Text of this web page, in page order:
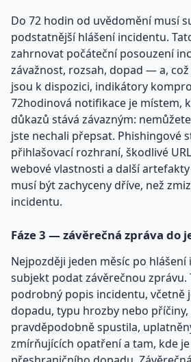
Do 72 hodin od uvědomění musí
podstatnější hlášení incidentu.
zahrnovat počáteční posouzení
závažnost, rozsah, dopad — a,
jsou k dispozici, indikátory
72hodinová notifikace je místem,
důkazů stává závazným:
jste nechali přepsat. Phishingové
přihlašovací rozhraní, škodlivé
webové vlastnosti a další
musí být zachyceny dříve, než
incidentu.
Fáze 3 — závěrečná zpráva do
Nejpozději jeden měsíc po
subjekt podat závěrečnou zprávu.
podrobný popis incidentu, včetně
dopadu, typu hrozby nebo
pravděpodobně spustila,
zmírňujících opatření a tam, kde